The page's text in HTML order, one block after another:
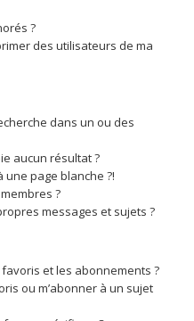
?
des utilisateurs de ma
dans un ou des
aucun résultat ?
page blanche ?!
?
messages et sujets ?
et les abonnements ?
ou m’abonner à un sujet